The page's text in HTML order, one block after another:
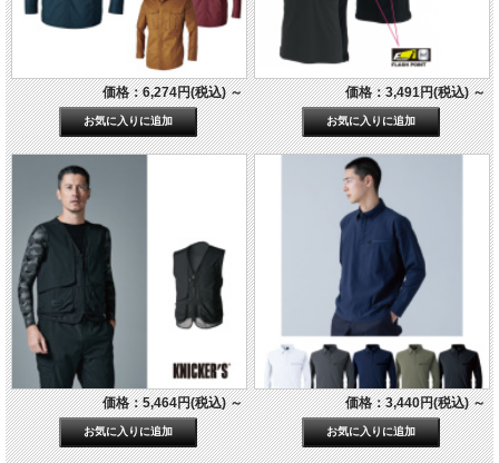
価格：6,274円(税込)～ 価格：3,491円(税込)～
価格：5,464円(税込)～ 価格：3,440円(税込)～